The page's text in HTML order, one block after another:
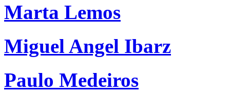
Marta Lemos
Miguel Angel Ibarz
Paulo Medeiros